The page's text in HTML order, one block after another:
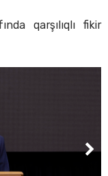
qarşılıqlı fikir